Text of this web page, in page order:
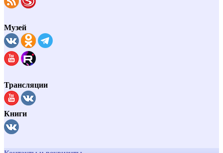
Музей
Трансляции
Книги